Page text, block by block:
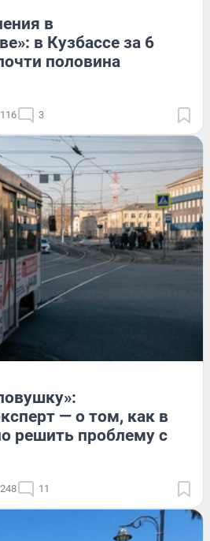
в
в Кузбассе за 6
половина
3
— о том, как в
решить проблему с
11